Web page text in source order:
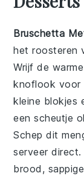
Bruschetta
het roosteren
Wrijf de
knoflook voor
kleine blokjes
een scheutje
Schep dit
serveer
brood,